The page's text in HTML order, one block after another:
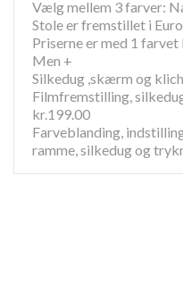
Vælg mellem 3 farver:
Stole er fremstillet i
Priserne er med 1
Men +
Silkedug ,skærm
Filmfremstilling,
kr.199.00
Farveblanding,
ramme, silkedug